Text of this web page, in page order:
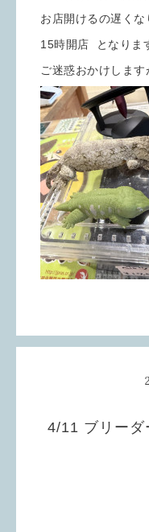
お店開けるの遅くな
15時開店 となりま
ご迷惑おかけしま
4/11 ブリーダ